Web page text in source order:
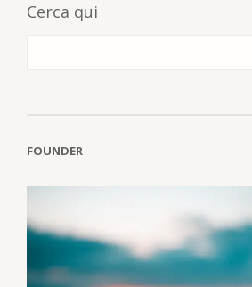
Cerca qui
FOUNDER